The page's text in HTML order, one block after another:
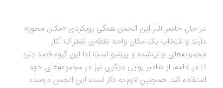
در حال حاضر آثار این انجمن همگی رویکردی «مکان محور»
دارند و انتخاب یک مکان واحد نقطه‌ی اشتراک آثار
مجموعه‌های چاپ‌شده و پیش­رو است اما این گروه قصد دارد
تا در ادامه، از عناصر روایی دیگری نیز در مجموعه‌های خود
استفاده کند. همچنین لازم به ذکر است این انجمن درصدد